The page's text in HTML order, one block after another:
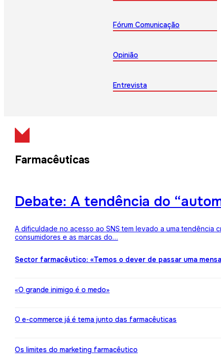
Fórum Comunicação
Opinião
Entrevista
Farmacêuticas
Debate: A tendência do
A dificuldade no acesso ao SNS tem levado a uma
consumidores e as marcas do…
Sector farmacêutico: «Temos o dever de passar uma
«O grande inimigo é o medo»
O e-commerce já é tema junto das farmacêuticas
Os limites do marketing farmacêutico